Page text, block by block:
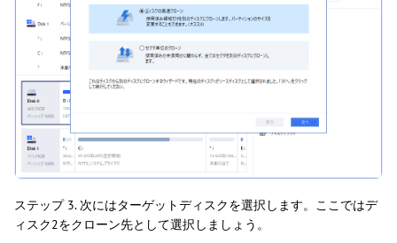
ステップ 3. 次にはターゲットディスクを選択します。ここではデ
ィスク2をクローン先として選択しましょう。